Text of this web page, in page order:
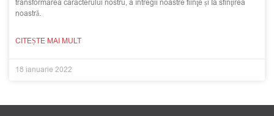
transformarea caracterului nostru, a întregii noastre fiinţe și Ia sfinţirea
noastră.
CITEȘTE MAI MULT
18 ianuarie 2022